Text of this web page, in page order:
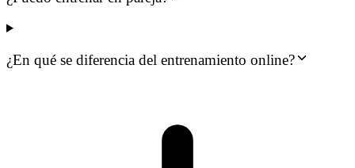
¿En qué se diferencia del entrenamiento online?